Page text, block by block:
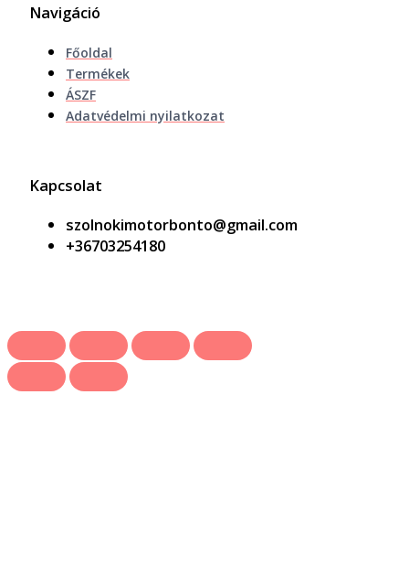
Navigáció
Főoldal
Termékek
ÁSZF
Adatvédelmi nyilatkozat
Kapcsolat
szolnokimotorbonto@gmail.com
+36703254180